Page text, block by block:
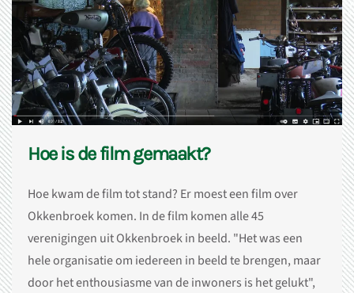
Hoe is de film gemaakt?
Hoe kwam de film tot stand? Er moest een film over
Okkenbroek komen. In de film komen alle 45
verenigingen uit Okkenbroek in beeld. "Het was een
hele organisatie om iedereen in beeld te brengen, maar
door het enthousiasme van de inwoners is het gelukt",